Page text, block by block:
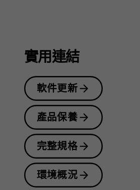
南
實用連結
軟件更新
產品保養
完整規格
環境概況